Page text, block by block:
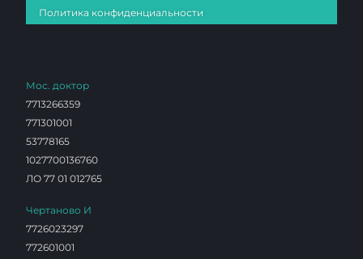
Политика конфиденциальности
Мос. доктор
7713266359
771301001
53778165
1027700136760
ЛО 77 01 012765
Чертаново И
7726023297
772601001